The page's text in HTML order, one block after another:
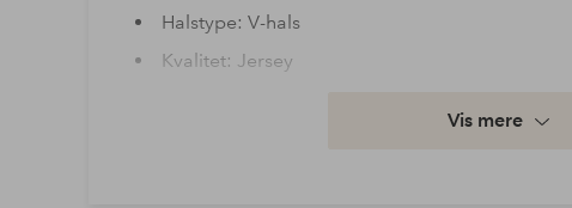
Halstype: V-hals
Kvalitet: Jersey
Vis mere